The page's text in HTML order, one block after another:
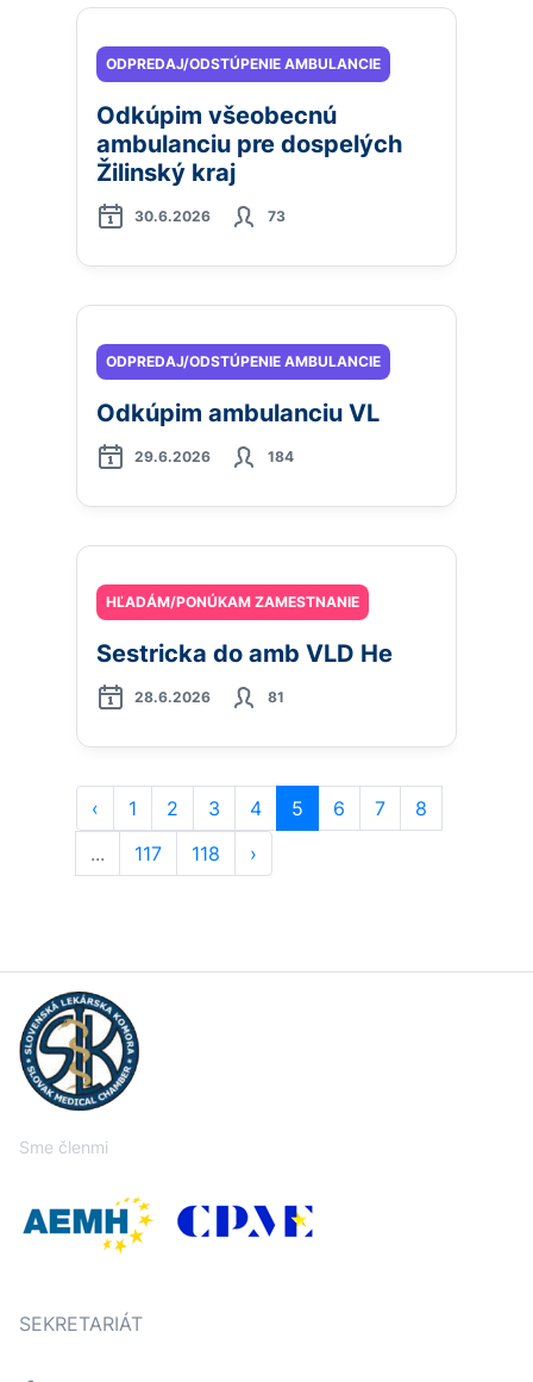
ODPREDAJ/ODSTÚPENIE AMBULANCIE
Odkúpim všeobecnú
ambulanciu pre dospelých
Žilinský kraj
30.6.2026 73
ODPREDAJ/ODSTÚPENIE AMBULANCIE
Odkúpim ambulanciu VL
29.6.2026 184
HĽADÁM/PONÚKAM ZAMESTNANIE
Sestricka do amb VLD He
28.6.2026 81
‹ 1 2 3 4 5 6 7
8
...
117 118 ›
Sme členmi
SEKRETARIÁT